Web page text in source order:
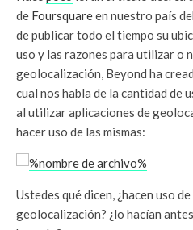
de Foursquareen nuestro país
de publicar todo el tiempo su
uso y las razones para utilizar o
geolocalización, Beyond ha
cual nos habla de la cantidad de
al utilizar aplicaciones de
hacer uso de las mismas:
Ustedes qué dicen, ¿hacen uso
geolocalización? ¿lo hacían